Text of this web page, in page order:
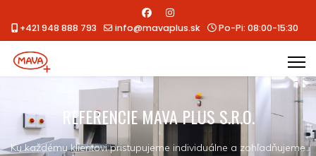
+421 948 888 793 info@mavaplus.sk Po-Pi: 08:00-15:30
REFERENCIE MAVA PLUS S.R.O.
Ku každému klientovi pristupujeme individuálne a zohľadňujeme